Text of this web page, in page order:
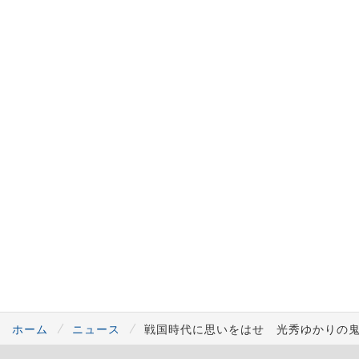
ホーム ニュース 戦国時代に思いをはせ 光秀ゆかりの